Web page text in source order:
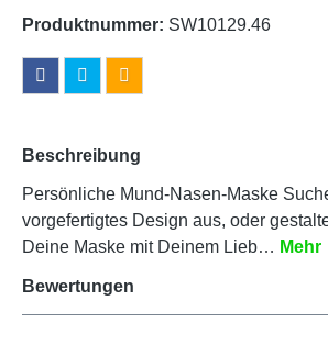
Produktnummer: SW10129.46
Beschreibung
Persönliche Mund-Nasen-Maske
vorgefertigtes Design aus, oder
Deine Maske mit Deinem Lieb… Mehr
Bewertungen